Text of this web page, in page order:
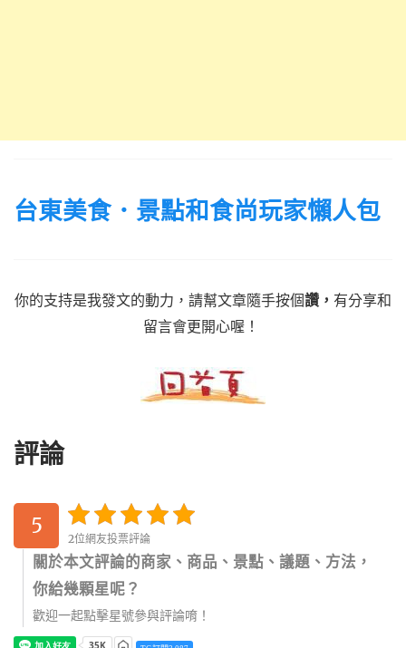
台東美食．景點和食尚玩家懶人包
你的支持是我發文的動力，請幫文章隨手按個讚， 有分享和
留言會更開心喔！
評論
5
2位網友投票評論
關於本文評論的商家、商品、景點、議題、方法，
你給幾顆星呢？
歡迎一起點擊星號參與評論唷！